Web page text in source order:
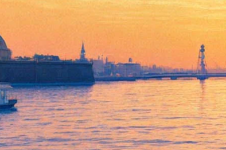
Версия для печати
Знаменитый Авиньонский театральный фестиваль,
осванованный в 1947 году режиссером Жаном Виларом и
превративший провинциальный французский городок в одну
из театральных столиц мира, открывается сегодня, 6 июля, в
70-й раз. Этот грандиозный форум с основной площадкой во
дворе бывшего Папского дворца – вместимостью более 2000
мест, приглашает со всего мира театры, занимающиеся
поисками новых форм в сфере сценических искусств.